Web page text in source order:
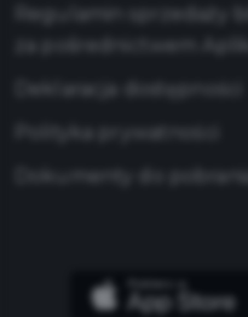
Regulamin sprzedaży
za pośrednictwem
Deklaracja dostępności
Polityka prywatności
Dokumenty do pobrania